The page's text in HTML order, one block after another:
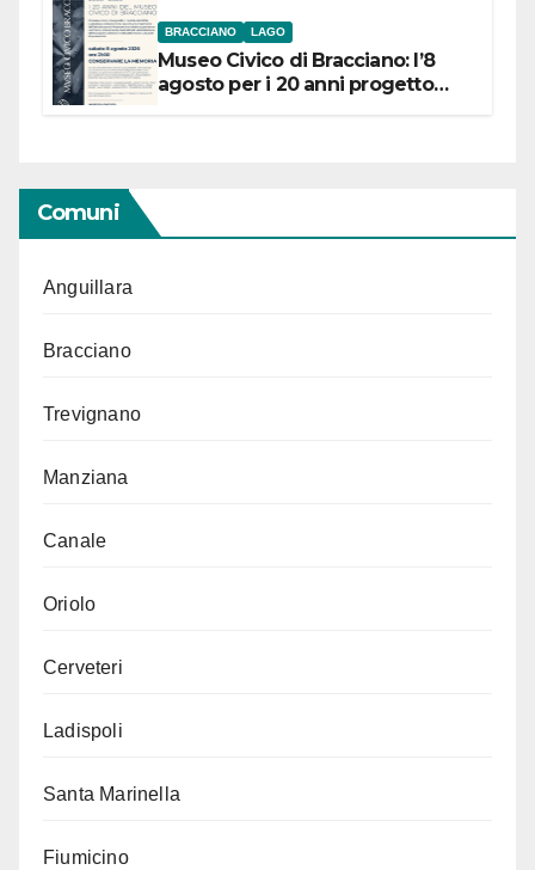
BRACCIANO LAGO
Museo Civico di Bracciano: l’8
agosto per i 20 anni progetto
Comuni
Anguillara
Bracciano
Trevignano
Manziana
Canale
Oriolo
Cerveteri
Ladispoli
Santa Marinella
Fiumicino